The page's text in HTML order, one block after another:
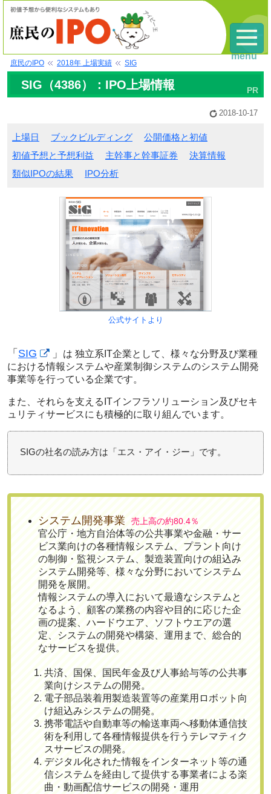
庶民のIPO 2018年 上場実績 SIG
SIG（4386）：IPO上場情報
2018-10-17
上場日 ブックビルディング
公開価格と初値
初値予想と予想利益
主幹事と幹事証券
決算情報
類似IPOの結果
IPO分析
公式サイトより
「 SIG 」
は 独立系IT企業として、様々な分野及び業種
における情報システムや産業制御システムのシステム開発
事業等を行っている企業です。
また、それらを支える ITインフラソリューション及びセキ
ュリティサービスにも積極的に取り組んでいます。
SIGの社名の読み方は「エス・アイ・ジー」です。
システム開発事業 売上高の約80.4％
官公庁・地方自治体等の公共事業や金融・サー
ビス業向けの各種情報システム、プラント向け
の制御・監視システム、製造装置向けの組込み
システム開発等、 様々な分野においてシステム
開発を展開 。
情報システムの導入において最適なシステムと
なるよう、顧客の業務の内容や目的に応じた企
画の提案、ハードウエア、ソフトウエアの選
定、システムの開発や構築、運用まで、総合的
なサービスを提供。
共済、国保、国民年金及び人事給与等の公共事
業向けシステムの開発。
電子部品装着用製造装置等の産業用ロボット向
け組込みシステムの開発。
携帯電話や自動車等の輸送車両へ移動体通信技
術を利用して各種情報提供を行うテレマティク
スサービスの開発。
デジタル化された情報をインターネット等の通
信システムを経由して提供する事業者による楽
曲・動画配信サービスの開発・運用
menu